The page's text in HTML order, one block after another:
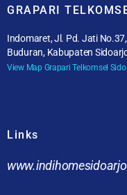
GRAPARI
Indomaret, Jl. Pd. Jati
Buduran, Kabupaten
View Map Grapari Telkomsel
Links